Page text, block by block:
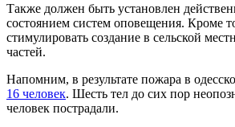
Также должен быть установлен
состоянием систем оповещения. Кроме
стимулировать создание в сельской
частей.
Напомним, в результате пожара в
16 человек. Шесть тел до сих пор
человек пострадали.